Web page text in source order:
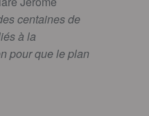
centaines de
à la
pour que le plan